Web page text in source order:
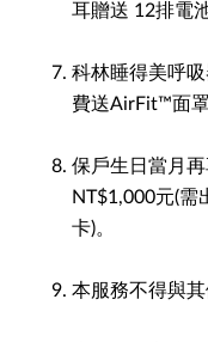
耳贈送 12排電
科林睡得美呼
費送AirFit™面
保戶生日當月
NT$1,000元(需
卡)。
本服務不得與其